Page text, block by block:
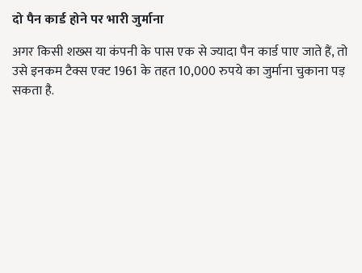
दो पैन कार्ड होने पर भारी जुर्माना
अगर किसी शख्स या कंपनी के पास एक से ज्यादा पैन कार्ड पाए जाते हैं, तो
उसे इनकम टैक्स एक्ट 1961 के तहत 10,000 रुपये का जुर्माना चुकाना पड़
सकता है.